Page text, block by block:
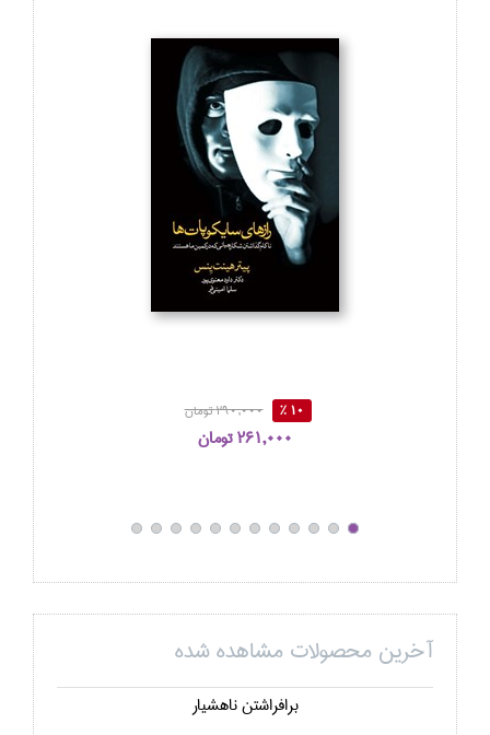
10 % 290,000 تومان
261,000 تومان
آخرین محصولات مشاهده شده
برافراشتن ناهشيار